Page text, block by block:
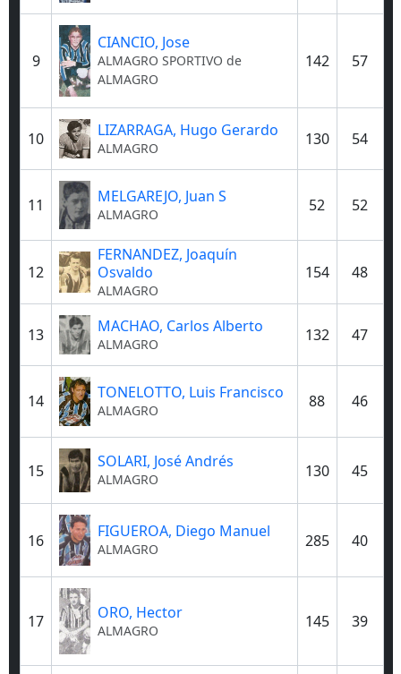
9
CIANCIO, Jose
ALMAGRO SPORTIVO de
ALMAGRO
142 57
10 LIZARRAGA, Hugo Gerardo
ALMAGRO 130 54
11 MELGAREJO, Juan S
ALMAGRO 52 52
12
FERNANDEZ, Joaquín
Osvaldo
ALMAGRO
154 48
13 MACHAO, Carlos Alberto
ALMAGRO 132 47
14 TONELOTTO, Luis Francisco
ALMAGRO 88 46
15 SOLARI, José Andrés
ALMAGRO 130 45
16 FIGUEROA, Diego Manuel
ALMAGRO 285 40
17 ORO, Hector
ALMAGRO 145 39